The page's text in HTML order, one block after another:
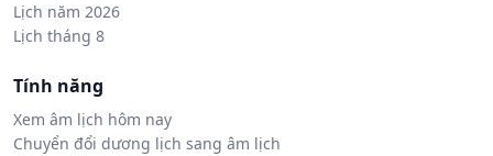
Lịch năm 2026
Lịch tháng 8
Tính năng
Xem âm lịch hôm nay
Chuyển đổi dương lịch sang âm lịch